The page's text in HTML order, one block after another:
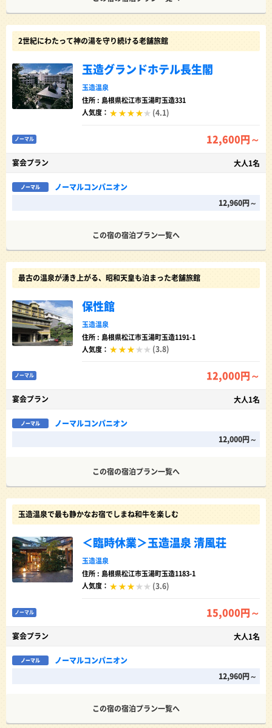
2世紀にわたって神の湯を守り続ける老舗旅館
玉造グランドホテル長生閣
玉造温泉
住所 : 島根県松江市玉湯町玉造331
人気度：
(4.1)
ノーマル 12,600円～
宴会プラン 大人1名
ノーマル
ノーマルコンパニオン
12,960円～
この宿の宿泊プラン一覧へ
最古の温泉が湧き上がる、昭和天皇も泊まった老舗旅館
保性館
玉造温泉
住所 : 島根県松江市玉湯町玉造1191-1
人気度：
(3.8)
ノーマル 12,000円～
宴会プラン 大人1名
ノーマル
ノーマルコンパニオン
12,000円～
この宿の宿泊プラン一覧へ
玉造温泉で最も静かなお宿でしまね和牛を楽しむ
＜臨時休業＞玉造温泉 清風荘
玉造温泉
住所 : 島根県松江市玉湯町玉造1183-1
人気度：
(3.6)
ノーマル 15,000円～
宴会プラン 大人1名
ノーマル
ノーマルコンパニオン
12,960円～
この宿の宿泊プラン一覧へ